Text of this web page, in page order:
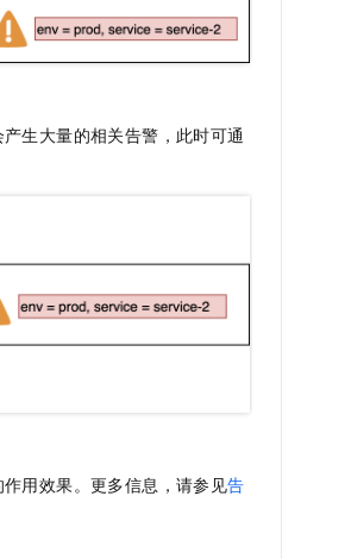
生大量的相关告警，此时可通
用效果。更多信息，请参见告